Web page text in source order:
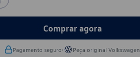
Comprar agora
Pagamento seguro• Peça original Volkswagen